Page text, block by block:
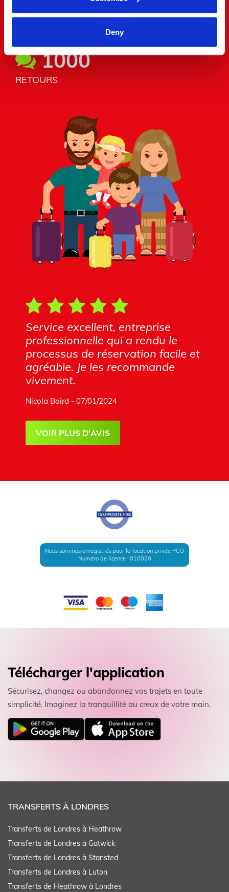
Deny
UTILISATEURS
1000
RETOURS
Service excellent, entreprise
professionnelle qui a rendu le
processus de réservation facile et
agréable. Je les recommande
vivement.
Nicola Baird - 07/01/2024
VOIR PLUS D'AVIS
Nous sommes enregistrés pour la location privée PCO
Numéro de licence : 010020
Télécharger l'application
Sécurisez, changez ou abandonnez vos trajets en toute
simplicité. Imaginez la tranquillité au creux de votre main.
TRANSFERTS À LONDRES
Transferts de Londres à Heathrow
Transferts de Londres à Gatwick
Transferts de Londres à Stansted
Transferts de Londres à Luton
Transferts de Heathrow à Londres